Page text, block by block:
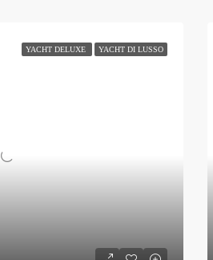
YACHT DELUXE YACHT DI LUSSO